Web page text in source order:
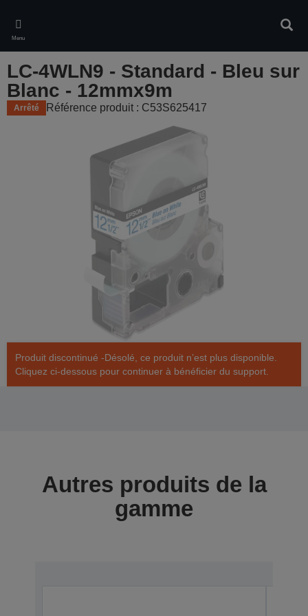
main
content
Menu
LC-4WLN9 - Standard - Bleu sur
Blanc - 12mmx9m
Arrêté Référence produit : C53S625417
Produit discontinué -Désolé, ce produit n’est plus disponible.
Cliquez ci-dessous pour continuer à bénéficier du support.
Autres produits de la
gamme